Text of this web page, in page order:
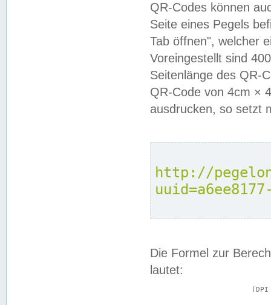
QR-Codes können
Seite eines Pegels
Tab öffnen", welcher
Voreingestellt sind
Seitenlänge des QR-
QR-Code von 4cm ×
ausdrucken, so setzt
http://
Die Formel zur
lautet: